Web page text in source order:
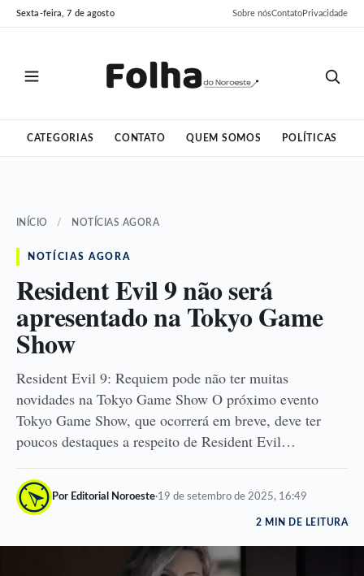
Pular
para
Pular
para
Sexta-feira, 7 de agosto Sobre nósContatoPrivacidade
CATEGORIAS CONTATO QUEM SOMOS POLÍTICAS
INÍCIO / NOTÍCIAS AGORA
NOTÍCIAS AGORA
Resident Evil 9 não será
apresentado na Tokyo Game
Show
Resident Evil 9: Requiem pode não ter muitas
novidades na Tokyo Game Show O próximo evento
Tokyo Game Show, que ocorrerá em breve, deve ter
poucos destaques a respeito de Resident Evil…
Por Editorial Noroeste·19 de setembro de 2025, 16:49
2 MIN DE LEITURA